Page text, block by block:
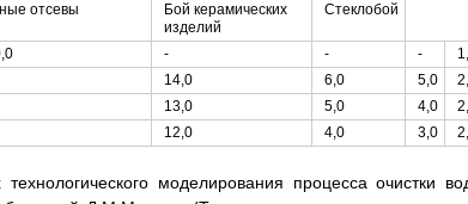
отсевы
Бой керамических
изделий
Стеклобой
- - -
14,0 6,0 5,0
13,0 5,0 4,0
12,0 4,0 3,0
моделирования процесса очистки